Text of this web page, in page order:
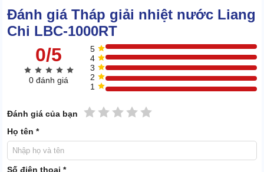
Đánh giá Tháp giải nhiệt nước Liang
Chi LBC-1000RT
0/5
0 đánh giá
5
4
3
2
1
Đánh giá của bạn 5 sao
4 sao
3 sao
2 sao
1 sao
Họ tên *
Số điện thoại *